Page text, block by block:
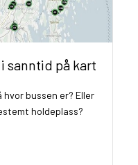
sanntid på kart
bussen er? Eller
holdeplass?